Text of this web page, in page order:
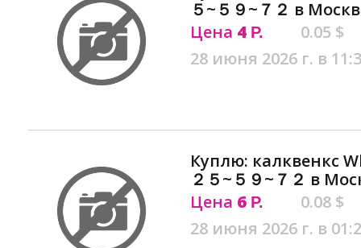
５~５９~７２ в
Цена 4 Р.
0.05 $
28 июня 2026 г. в
Куплю: калквенкс
２５~５９~７２ в
Цена 6 Р.
0.08 $
28 июня 2026 г. в